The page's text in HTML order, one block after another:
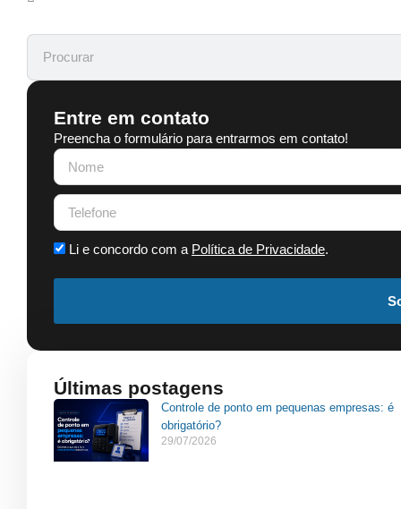
Entre em contato
Preencha o formulário para entrarmos em contato!
Li e concordo com a Política de Privacidade.
Últimas postagens
Controle de ponto em pequenas empresas: é
obrigatório?
29/07/2026